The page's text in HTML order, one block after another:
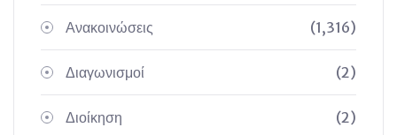
Ανακοινώσεις (1,316)
Διαγωνισμοί (2)
Διοίκηση (2)